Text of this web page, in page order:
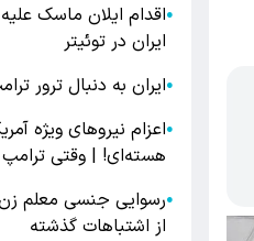
●اقدام ایلان ماسک
ایران در توئیتر
●ایران به دنبال ترور
●اعزام نیروهای ویژه
هسته‌ای! | وقتی ترامپ
●
از اشتباهات گذشته